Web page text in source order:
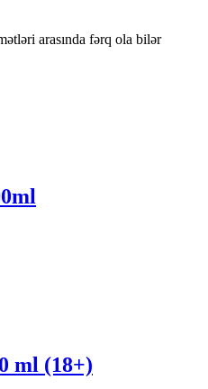
arasında fərq ola bilər
ml (18+)